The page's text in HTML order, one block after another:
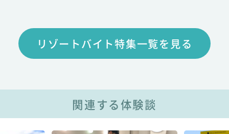
リゾートバイト特集一覧を見る
関連する体験談